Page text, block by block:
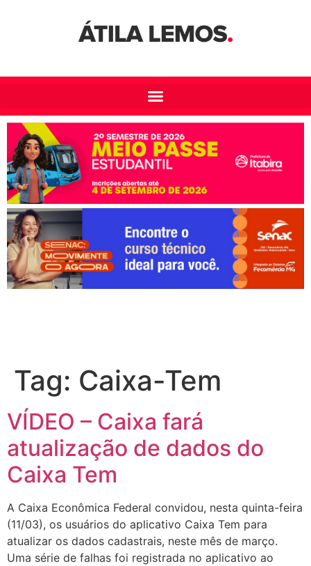
Tag: Caixa-Tem
VÍDEO – Caixa fará
atualização de dados do
Caixa Tem
A Caixa Econômica Federal convidou, nesta quinta-feira
(11/03), os usuários do aplicativo Caixa Tem para
atualizar os dados cadastrais, neste mês de março.
Uma série de falhas foi registrada no aplicativo ao